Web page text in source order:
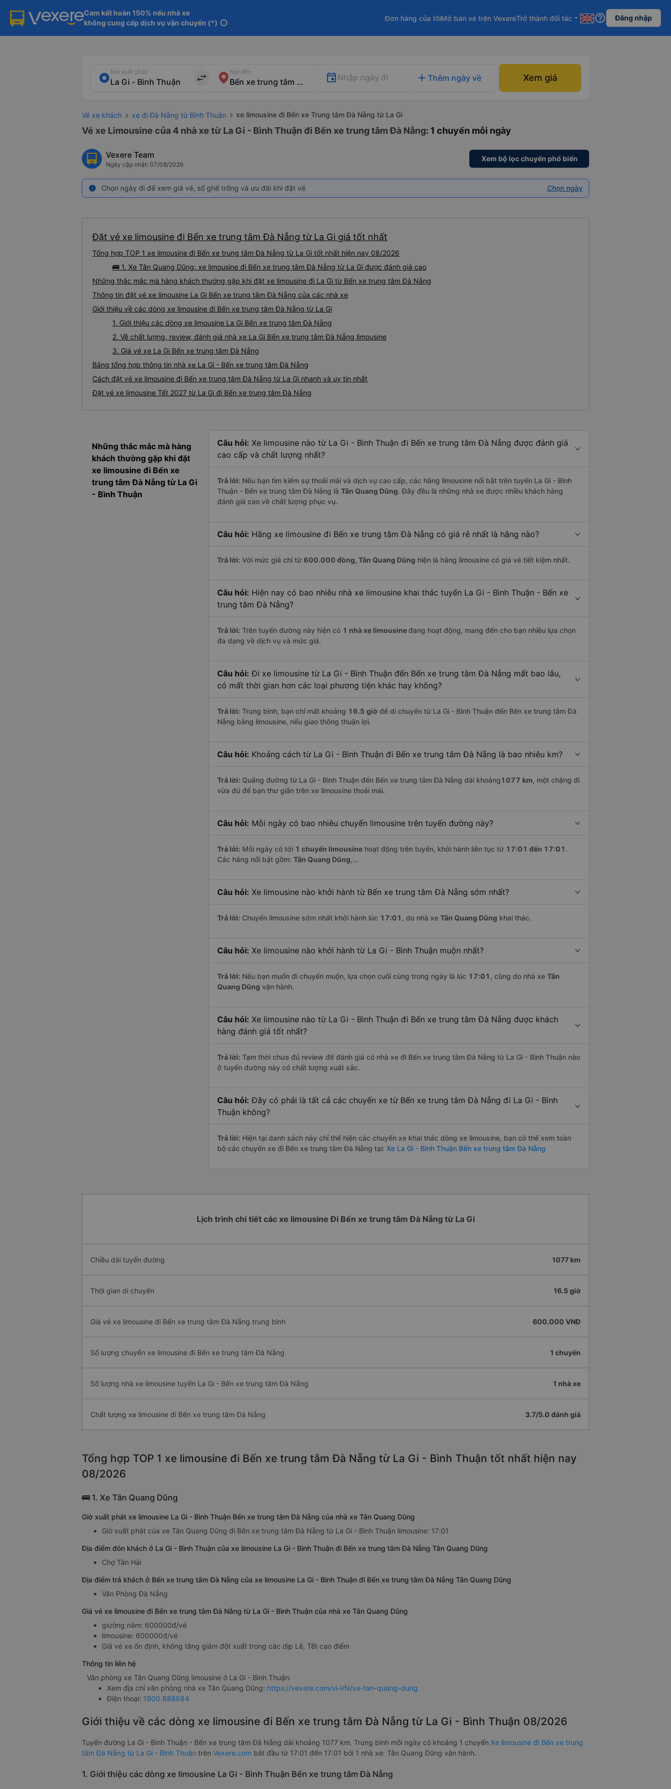
Cam kết hoàn 150% nếu nhà xe
không cung cấp dịch vụ vận chuyển (*) info
Đơn hàng của tôiMở bán vé trên VexereTrở thành đối tác arrow_drop_down help_outline Đăng nhập
Nơi xuất phát
import_export
Nơi đến
Nhập ngày đi add Thêm ngày về Xem giá
Vé xe khách xe đi Đà Nẵng từ Bình Thuận xe limousine đi Bến xe Trung tâm Đà Nẵng từ La Gi
Vé xe Limousine của 4 nhà xe từ La Gi - Bình Thuận đi Bến xe trung tâm Đà Nẵng: 1 chuyến mỗi ngày
Vexere Team
Ngày cập nhật: 07/08/2026
Xem bộ lọc chuyến phổ biến
info Chọn ngày đi để xem giá vé, số ghế trống và ưu đãi khi đặt vé Chọn ngày
Đặt vé xe limousine đi Bến xe trung tâm Đà Nẵng từ La Gi giá tốt nhất
Tổng hợp TOP 1 xe limousine đi Bến xe trung tâm Đà Nẵng từ La Gi tốt nhất hiện nay 08/2026
🚌 1. Xe Tân Quang Dũng: xe limousine đi Bến xe trung tâm Đà Nẵng từ La Gi được đánh giá cao
Những thắc mắc mà hàng khách thường gặp khi đặt xe limousine đi La Gi từ Bến xe trung tâm Đà Nẵng
Thông tin đặt vé xe limousine La Gi Bến xe trung tâm Đà Nẵng của các nhà xe
Giới thiệu về các dòng xe limousine đi Bến xe trung tâm Đà Nẵng từ La Gi
1. Giới thiệu các dòng xe limousine La Gi Bến xe trung tâm Đà Nẵng
2. Về chất lượng, review, đánh giá nhà xe La Gi Bến xe trung tâm Đà Nẵng limousine
3. Giá vé xe La Gi Bến xe trung tâm Đà Nẵng
Bảng tổng hợp thông tin nhà xe La Gi - Bến xe trung tâm Đà Nẵng
Cách đặt vé xe limousine đi Bến xe trung tâm Đà Nẵng từ La Gi nhanh và uy tín nhất
Đặt vé xe limousine Tết 2027 từ La Gi đi Bến xe trung tâm Đà Nẵng
Những thắc mắc mà hàng
khách thường gặp khi đặt
xe limousine đi Bến xe
trung tâm Đà Nẵng từ La Gi
- Bình Thuận
Câu hỏi: Xe limousine nào từ La Gi - Bình Thuận đi Bến xe trung tâm Đà Nẵng được đánh giá
cao cấp và chất lượng nhất?
Trả lời: Nếu bạn tìm kiếm sự thoải mái và dịch vụ cao cấp, các hãng limousine nổi bật trên tuyến La Gi - Bình
Thuận - Bến xe trung tâm Đà Nẵng là Tân Quang Dũng. Đây đều là những nhà xe được nhiều khách hàng
đánh giá cao về chất lượng phục vụ.
Câu hỏi: Hãng xe limousine đi Bến xe trung tâm Đà Nẵng có giá rẻ nhất là hãng nào?
Trả lời: Với mức giá chỉ từ 600.000 đồng, Tân Quang Dũng hiện là hãng limousine có giá vé tiết kiệm nhất.
Câu hỏi: Hiện nay có bao nhiêu nhà xe limousine khai thác tuyến La Gi - Bình Thuận - Bến xe
trung tâm Đà Nẵng?
Trả lời: Trên tuyến đường này hiện có 1 nhà xe limousineđang hoạt động, mang đến cho bạn nhiều lựa chọn
đa dạng về dịch vụ và mức giá.
Câu hỏi: Đi xe limousine từ La Gi - Bình Thuận đến Bến xe trung tâm Đà Nẵng mất bao lâu,
có mất thời gian hơn các loại phương tiện khác hay không?
Trả lời: Trung bình, bạn chỉ mất khoảng 16.5 giờ để di chuyển từ La Gi - Bình Thuận đến Bến xe trung tâm Đà
Nẵng bằng limousine, nếu giao thông thuận lợi.
Câu hỏi: Khoảng cách từ La Gi - Bình Thuận đi Bến xe trung tâm Đà Nẵng là bao nhiêu km?
Trả lời: Quãng đường từ La Gi - Bình Thuận đến Bến xe trung tâm Đà Nẵng dài khoảng1077 km, một chặng đi
vừa đủ để bạn thư giãn trên xe limousine thoải mái.
Câu hỏi: Mỗi ngày có bao nhiêu chuyến limousine trên tuyến đường này?
Trả lời: Mỗi ngày có tới 1 chuyến limousine hoạt động trên tuyến, khởi hành liên tục từ 17:01 đến 17:01 .
Các hãng nổi bật gồm: Tân Quang Dũng,...
Câu hỏi: Xe limousine nào khởi hành từ Bến xe trung tâm Đà Nẵng sớm nhất?
Trả lời: Chuyến limousine sớm nhất khởi hành lúc 17:01 , do nhà xe Tân Quang Dũng khai thác.
Câu hỏi: Xe limousine nào khởi hành từ La Gi - Bình Thuận muộn nhất?
Trả lời: Nếu bạn muốn đi chuyến muộn, lựa chọn cuối cùng trong ngày là lúc 17:01 , cũng do nhà xe Tân
Quang Dũng vận hành.
Câu hỏi: Xe limousine nào từ La Gi - Bình Thuận đi Bến xe trung tâm Đà Nẵng được khách
hàng đánh giá tốt nhất?
Trả lời: Tạm thời chưa đủ review để đánh giá có nhà xe đi Bến xe trung tâm Đà Nẵng từ La Gi - Bình Thuận nào
ở tuyến đường này có chất lượng xuất sắc.
Câu hỏi: Đây có phải là tất cả các chuyến xe từ Bến xe trung tâm Đà Nẵng đi La Gi - Bình
Thuận không?
Trả lời: Hiện tại danh sách này chỉ thể hiện các chuyến xe khai thác dòng xe limousine, bạn có thể xem toàn
bộ các chuyến xe đi Bến xe trung tâm Đà Nẵng tại: Xe La Gi - Bình Thuận Bến xe trung tâm Đà Nẵng
Lịch trình chi tiết các xe limousine Đi Bến xe trung tâm Đà Nẵng từ La Gi
Chiều dài tuyến đường 1077 km
Thời gian di chuyển 16.5 giờ
Giá vé xe limousine đi Bến xe trung tâm Đà Nẵng trung bình 600.000 VNĐ
Số lượng chuyến xe limousine đi Bến xe trung tâm Đà Nẵng 1 chuyến
Số lượng nhà xe limousine tuyến La Gi - Bến xe trung tâm Đà Nẵng 1 nhà xe
Chất lượng xe limousine đi Bến xe trung tâm Đà Nẵng 3.7/5.0 đánh giá
Tổng hợp TOP 1 xe limousine đi Bến xe trung tâm Đà Nẵng từ La Gi - Bình Thuận tốt nhất hiện nay
08/2026
🚌 1. Xe Tân Quang Dũng
Giờ xuất phát xe limousine La Gi - Bình Thuận Bến xe trung tâm Đà Nẵng của nhà xe Tân Quang Dũng
Giờ xuất phát của xe Tân Quang Dũng đi Bến xe trung tâm Đà Nẵng từ La Gi - Bình Thuận limousine: 17:01
Địa điểm đón khách ở La Gi - Bình Thuận của xe limousine La Gi - Bình Thuận đi Bến xe trung tâm Đà Nẵng Tân Quang Dũng
Chợ Tân Hải
Địa điểm trả khách ở Bến xe trung tâm Đà Nẵng của xe limousine La Gi - Bình Thuận đi Bến xe trung tâm Đà Nẵng Tân Quang Dũng
Văn Phòng Đà Nẵng
Giá vé xe limousine đi Bến xe trung tâm Đà Nẵng từ La Gi - Bình Thuận của nhà xe Tân Quang Dũng
giường nằm: 600000đ/vé
limousine: 600000đ/vé
Giá vé xe ổn định, không tăng giảm đột xuất trong các dịp Lễ, Tết cao điểm
Thông tin liên hệ
Văn phòng xe Tân Quang Dũng limousine ở La Gi - Bình Thuận:
Xem địa chỉ văn phòng nhà xe Tân Quang Dũng: https://vexere.com/vi-VN/xe-tan-quang-dung
Điện thoại: 1900 888684
Giới thiệu về các dòng xe limousine đi Bến xe trung tâm Đà Nẵng từ La Gi - Bình Thuận 08/2026
Tuyến đường La Gi - Bình Thuận - Bến xe trung tâm Đà Nẵng dài khoảng 1077 km. Trung bình mỗi ngày có khoảng 1 chuyến Xe limousine đi Bến xe trung
tâm Đà Nẵng từ La Gi - Bình Thuận trên Vexere.com bắt đầu từ 17:01 đến 17:01 bởi 1 nhà xe: Tân Quang Dũng vận hành.
1. Giới thiệu các dòng xe limousine La Gi - Bình Thuận Bến xe trung tâm Đà Nẵng